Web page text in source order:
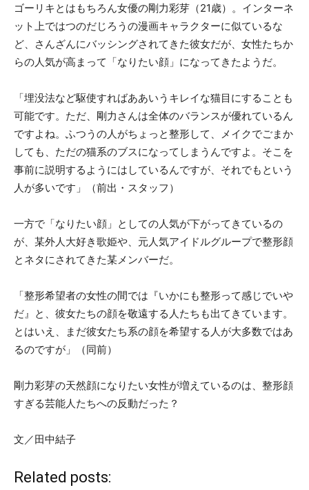
ゴーリキとはもちろん女優の剛力彩芽（21歳）。インターネ
ット上ではつのだじろうの漫画キャラクターに似ているな
ど、さんざんにバッシングされてきた彼女だが、女性たちか
らの人気が高まって「なりたい顔」になってきたようだ。
「埋没法など駆使すればああいうキレイな猫目にすることも
可能です。ただ、剛力さんは全体のバランスが優れているん
ですよね。ふつうの人がちょっと整形して、メイクでごまか
しても、ただの猫系のブスになってしまうんですよ。そこを
事前に説明するようにはしているんですが、それでもという
人が多いです」（前出・スタッフ）
一方で「なりたい顔」としての人気が下がってきているの
が、某外人大好き歌姫や、元人気アイドルグループで整形顔
とネタにされてきた某メンバーだ。
「整形希望者の女性の間では『いかにも整形って感じでいや
だ』と、彼女たちの顔を敬遠する人たちも出てきています。
とはいえ、まだ彼女たち系の顔を希望する人が大多数ではあ
るのですが」（同前）
剛力彩芽の天然顔になりたい女性が増えているのは、整形顔
すぎる芸能人たちへの反動だった？
文／田中結子
Related posts: